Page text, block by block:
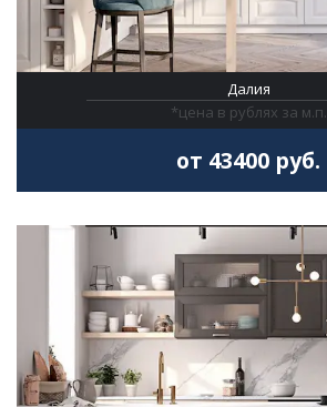
Далия
*цена в рублях за м.п.
от 43400 руб.